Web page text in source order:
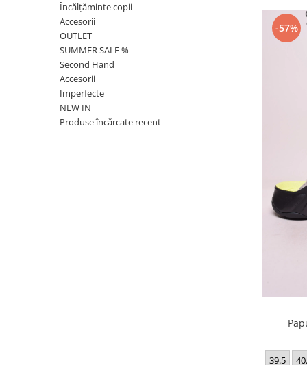
Încălțăminte copii
Accesorii
OUTLET
SUMMER SALE %
Second Hand
Accesorii
Imperfecte
NEW IN
Produse încărcate recent
-57%
39.5